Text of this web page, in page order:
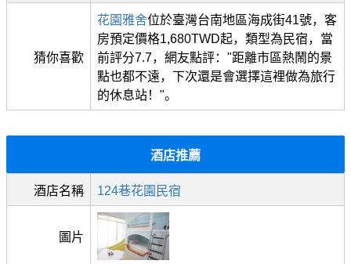
猜你喜歡
花園雅舍位於臺灣台南地區海成街41號，客
房預定價格1,680TWD起，類型為民宿，當
前評分7.7，網友點評："距離市區熱鬧的景
點也都不遠，下次還是會選擇這裡做為旅行
的休息站！"。
酒店推薦
酒店名稱 124巷花園民宿
圖片